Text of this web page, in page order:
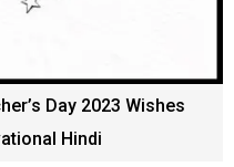
Day 2023 Wishes
Hindi